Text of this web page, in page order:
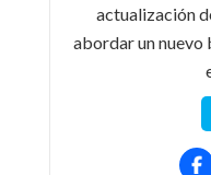
actualización
abordar un nuevo